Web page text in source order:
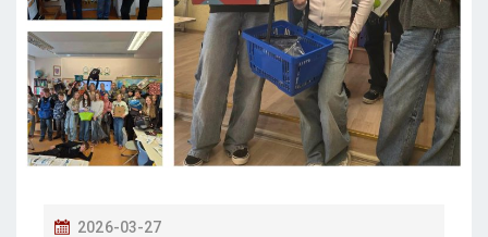
P
2026-03-27